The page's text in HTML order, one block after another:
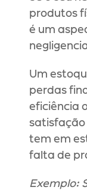
produtos
é um
Um
perdas
eficiência
satisfação
tem em
falta de
Exemplo: